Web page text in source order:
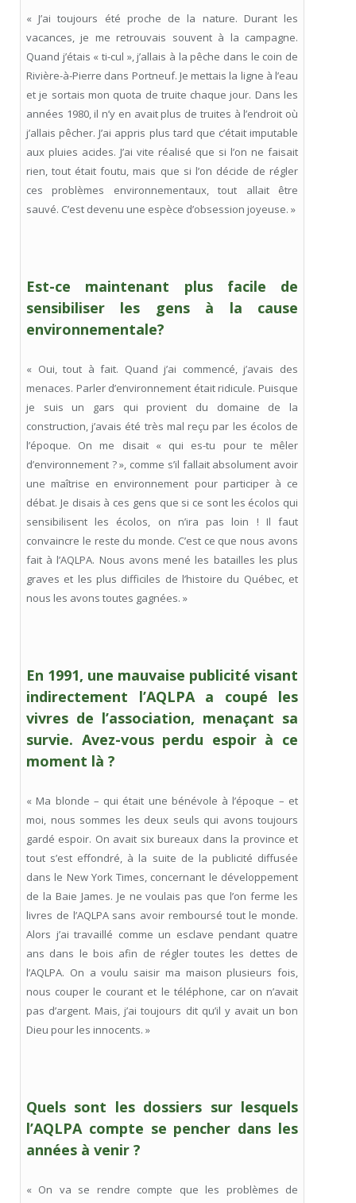
« J’ai toujours été proche de la nature. Durant les
vacances, je me retrouvais souvent à la campagne.
Quand j’étais « ti-cul », j’allais à la pêche dans le coin de
Rivière-à-Pierre dans Portneuf. Je mettais la ligne à l’eau
et je sortais mon quota de truite chaque jour. Dans les
années 1980, il n’y en avait plus de truites à l’endroit où
j’allais pêcher. J’ai appris plus tard que c’était imputable
aux pluies acides. J’ai vite réalisé que si l’on ne faisait
rien, tout était foutu, mais que si l’on décide de régler
ces problèmes environnementaux, tout allait être
sauvé. C’est devenu une espèce d’obsession joyeuse. »
Est-ce maintenant plus facile de
sensibiliser les gens à la cause
environnementale?
« Oui, tout à fait. Quand j’ai commencé, j’avais des
menaces. Parler d’environnement était ridicule. Puisque
je suis un gars qui provient du domaine de la
construction, j’avais été très mal reçu par les écolos de
l’époque. On me disait « qui es-tu pour te mêler
d’environnement ? », comme s’il fallait absolument avoir
une maîtrise en environnement pour participer à ce
débat. Je disais à ces gens que si ce sont les écolos qui
sensibilisent les écolos, on n’ira pas loin ! Il faut
convaincre le reste du monde. C’est ce que nous avons
fait à l’AQLPA. Nous avons mené les batailles les plus
graves et les plus difficiles de l’histoire du Québec, et
nous les avons toutes gagnées. »
En 1991, une mauvaise publicité visant
indirectement l’AQLPA a coupé les
vivres de l’association, menaçant sa
survie. Avez-vous perdu espoir à ce
moment là ?
« Ma blonde – qui était une bénévole à l’époque – et
moi, nous sommes les deux seuls qui avons toujours
gardé espoir. On avait six bureaux dans la province et
tout s’est effondré, à la suite de la publicité diffusée
dans le New York Times, concernant le développement
de la Baie James. Je ne voulais pas que l’on ferme les
livres de l’AQLPA sans avoir remboursé tout le monde.
Alors j’ai travaillé comme un esclave pendant quatre
ans dans le bois afin de régler toutes les dettes de
l’AQLPA. On a voulu saisir ma maison plusieurs fois,
nous couper le courant et le téléphone, car on n’avait
pas d’argent. Mais, j’ai toujours dit qu’il y avait un bon
Dieu pour les innocents. »
Quels sont les dossiers sur lesquels
l’AQLPA compte se pencher dans les
années à venir ?
« On va se rendre compte que les problèmes de